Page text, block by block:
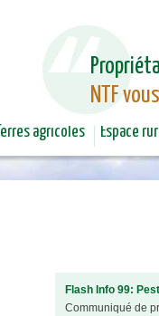
NTF
Terres agricoles Espace
Flash Info 99:
Communiqué de